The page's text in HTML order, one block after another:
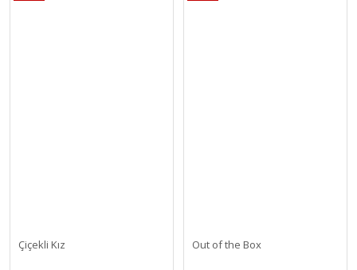
Çiçekli Kız Out of the Box